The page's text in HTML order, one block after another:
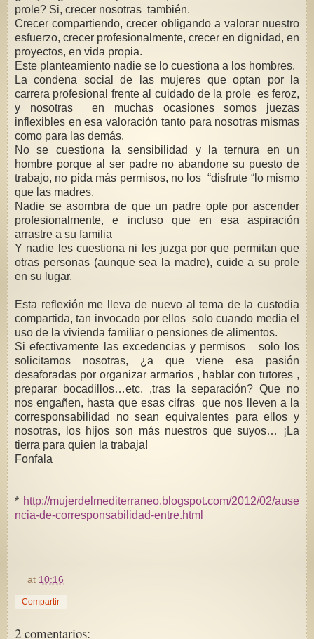
prole? Si, crecer nosotras también.
Crecer compartiendo, crecer obligando a valorar nuestro
esfuerzo, crecer profesionalmente, crecer en dignidad, en
proyectos, en vida propia.
Este planteamiento nadie se lo cuestiona a los hombres.
La condena social de las mujeres que optan por la
carrera profesional frente al cuidado de la prole es feroz,
y nosotras en muchas ocasiones somos juezas
inflexibles en esa valoración tanto para nosotras mismas
como para las demás.
No se cuestiona la sensibilidad y la ternura en un
hombre porque al ser padre no abandone su puesto de
trabajo, no pida más permisos, no los “disfrute “lo mismo
que las madres.
Nadie se asombra de que un padre opte por ascender
profesionalmente, e incluso que en esa aspiración
arrastre a su familia
Y nadie les cuestiona ni les juzga por que permitan que
otras personas (aunque sea la madre), cuide a su prole
en su lugar.
Esta reflexión me lleva de nuevo al tema de la custodia
compartida, tan invocado por ellos solo cuando media el
uso de la vivienda familiar o pensiones de alimentos.
Si efectivamente las excedencias y permisos solo los
solicitamos nosotras, ¿a que viene esa pasión
desaforadas por organizar armarios , hablar con tutores ,
preparar bocadillos…etc. ,tras la separación? Que no
nos engañen, hasta que esas cifras que nos lleven a la
corresponsabilidad no sean equivalentes para ellos y
nosotras, los hijos son más nuestros que suyos… ¡La
tierra para quien la trabaja!
Fonfala
* http://mujerdelmediterraneo.blogspot.com/2012/02/ause
ncia-de-corresponsabilidad-entre.html
at 10:16
Compartir
2 comentarios: